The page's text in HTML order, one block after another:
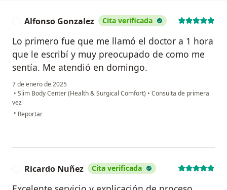
Alfonso Gonzalez Cita verificada
Lo primero fue que me llamó el doctor a 1 hora
que le escribí y muy preocupado de como me
sentía. Me atendió en domingo.
7 de enero de 2025
• Slim Body Center (Health & Surgical Comfort) • Consulta de primera
vez
• en opinión del usuario Alfonso Gonzalez
Reportar
Ricardo Nuñez Cita verificada